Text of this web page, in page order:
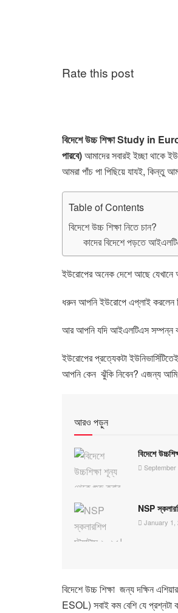
Rate this post
বিদেশে উচ্চ শিক্ষা Study in
পারবে)আমাদের সবারই ইচ্ছা থাকে
আমরা পাঁচ পা পিছিয়ে যাযই, কিন্তু
Table of Contents
বিদেশে উচ্চ শিক্ষা নিতে চান?
কাদের বিদেশে পড়তে
ইউরোপের অনেক দেশে আছে যেখানে
ধরুন আপনি ইউরোপে এপ্লাই করলেন
আর আপনি যদি আইএলটিএস সম্পন্ন
ইউরোপের প্রত্যেকটা
আপনি কেন ঝুঁকি নিবেন? এজন্য আমি
আরও পড়ুন
বিদেশে
NSP
January 1,
বিদেশে উচ্চ শিক্ষা জন্য দক্ষিন
ESOL) সবাই কম বেশি যে প্রশ্নটা